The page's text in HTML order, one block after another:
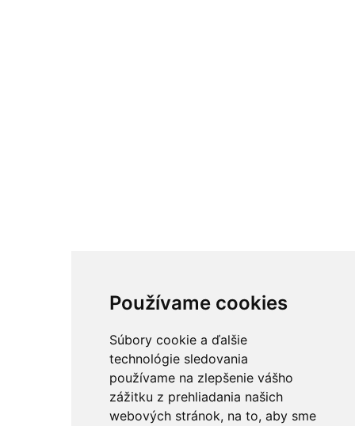
Používame cookies
Súbory cookie a ďalšie
technológie sledovania
používame na zlepšenie vášho
zážitku z prehliadania našich
webových stránok, na to, aby sme